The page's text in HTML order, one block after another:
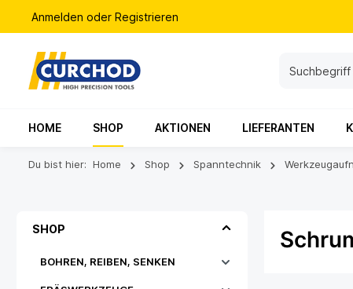
Anmelden oder Registrieren
HOME SHOP AKTIONEN LIEFERANTEN
Du bist hier: Home Shop Spanntechnik
SHOP
BOHREN, REIBEN, SENKEN